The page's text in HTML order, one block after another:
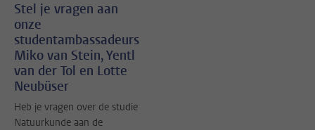
Stel je vragen aan
onze
studentambassadeurs
Miko van Stein, Yentl
van der Tol en Lotte
Neubüser
Heb je vragen over de studie
Natuurkunde aan de